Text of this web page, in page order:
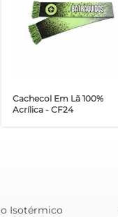
Cachecol Em Lã 100%
Acrílica - CF24
Isotérmico